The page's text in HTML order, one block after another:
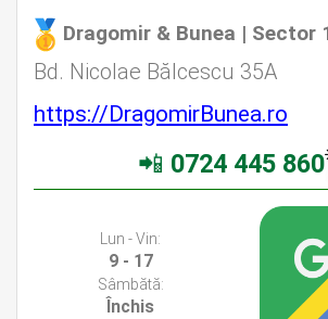
Dragomir & Bunea | Sector
Bd. Nicolae Bălcescu 35A
https://DragomirBunea.ro
📲 0724 445 860
Lun - Vin:
9 - 17
Sâmbătă:
Închis